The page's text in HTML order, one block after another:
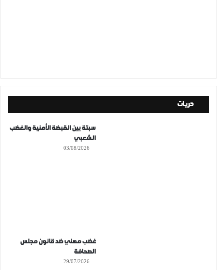
حريات
سبتة بين القبضة الأمنية والغضب
الشعبي
03/08/2026
غضب مهني ضد قانون مجلس
الصحافة
29/07/2026